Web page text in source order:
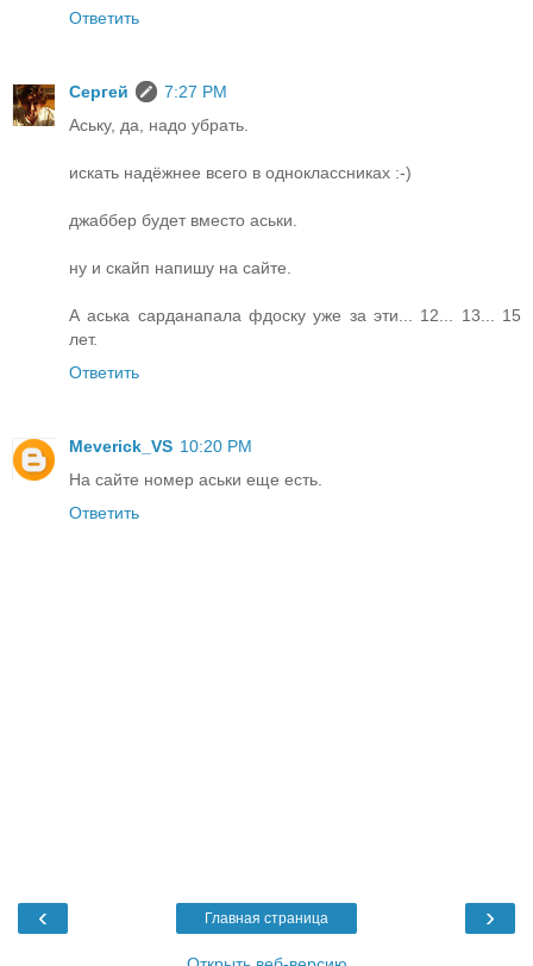
Ответить
Сергей
7:27 PM
Аську, да, надо убрать.
искать надёжнее всего в одноклассниках :-)
джаббер будет вместо аськи.
ну и скайп напишу на сайте.
А аська сарданапала фдоску уже за эти... 12... 13... 15
лет.
Ответить
Meverick_VS 10:20 PM
На сайте номер аськи еще есть.
Ответить
‹ ›
Главная страница